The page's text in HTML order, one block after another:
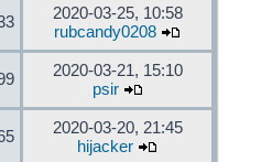
2020-03-25, 10:58
rubcandy0208
2020-03-21, 15:10
psir
2020-03-20, 21:45
hijacker